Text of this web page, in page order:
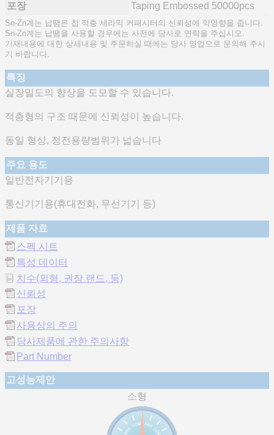
포장
Taping Embossed 50000pcs
Sn-Zn계는 납땜은 칩 적층 세라믹 커패시터의 신뢰성에 악영향을 줍니다.
Sn-Zn계는 납땜을 사용할 경우에는 사전에 당사로 연락을 주십시오.
기재내용에 대한 상세내용 및 주문하실 때에는 당사 영업으로 문의해 주시
기 바랍니다.
특징
실장밀도의 향상을 도모할 수 있습니다.
적층형의 구조 때문에 신뢰성이 높습니다.
동일 형상, 정전용량범위가 넓습니다
주요 용도
일반전자기기용
통신기기용(휴대전화, 무선기기 등)
제품 자료
스펙 시트
특성 데이터
치수(외형, 권장 랜드, 등)
신뢰성
포장
사용상의 주의
당사제품에 관한 주의사항
Part Number
고성능제안
소형